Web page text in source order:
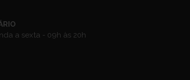
a sexta - 09h às 20h